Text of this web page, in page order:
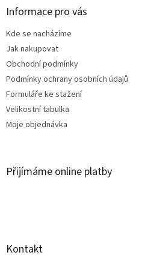
Informace pro vás
Kde se nacházíme
Jak nakupovat
Obchodní podmínky
Podmínky ochrany osobních údajů
Formuláře ke stažení
Velikostní tabulka
Moje objednávka
Přijímáme online platby
Kontakt